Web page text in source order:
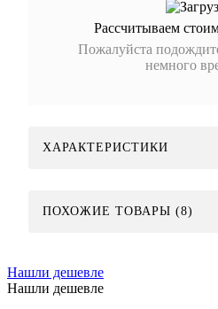
Рассчитываем
Пожалуйста
немного
ХАРАКТЕРИСТИКИ
ПОХОЖИЕ ТОВАРЫ (8)
Нашли дешевле
Нашли дешевле